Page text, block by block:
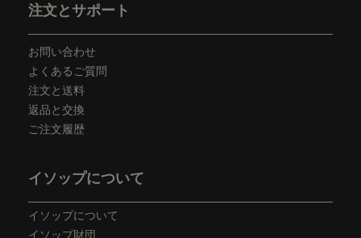
注文とサポート
お問い合わせ
よくあるご質問
注文と送料
返品と交換
ご注文履歴
イソップについて
イソップについて
イソップ財団